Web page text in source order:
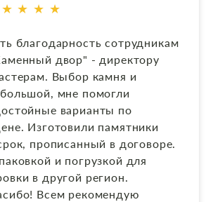
★ ★ ★
благодарность сотрудникам
двор" - директору
Выбор камня и
мне помогли
варианты по
Изготовили памятники
прописанный в договоре.
и погрузкой для
в другой регион.
Всем рекомендую